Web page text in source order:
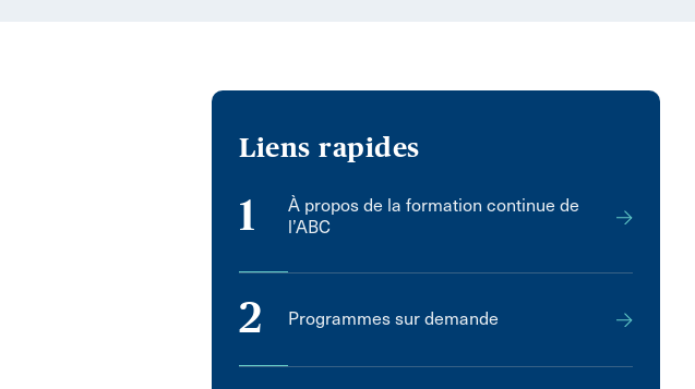
Liens rapides
1
À propos de la formation continue de
l’ABC
2 Programmes sur demande